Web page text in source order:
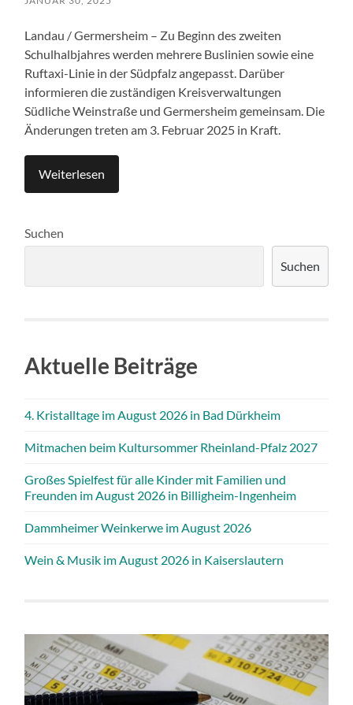
Landau / Germersheim – Zu Beginn des zweiten
Schulhalbjahres werden mehrere Buslinien sowie eine
Ruftaxi-Linie in der Südpfalz angepasst. Darüber
informieren die zuständigen Kreisverwaltungen
Südliche Weinstraße und Germersheim gemeinsam. Die
Änderungen treten am 3. Februar 2025 in Kraft.
Weiterlesen
Suchen
Suchen
Aktuelle Beiträge
4. Kristalltage im August 2026 in Bad Dürkheim
Mitmachen beim Kultursommer Rheinland-Pfalz 2027
Großes Spielfest für alle Kinder mit Familien und
Freunden im August 2026 in Billigheim-Ingenheim
Dammheimer Weinkerwe im August 2026
Wein & Musik im August 2026 in Kaiserslautern